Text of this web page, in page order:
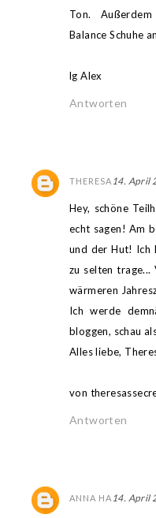
Ton.
Balance Schuhe
lg Alex
Antworten
THERESA14. April
Hey, schöne
echt sagen! Am
und der Hut! Ich
zu selten
wärmeren
Ich werde
bloggen, schau
Alles liebe,
von
Antworten
ANNA HA14. April